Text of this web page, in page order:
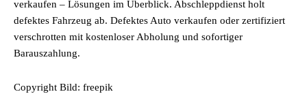
verkaufen – Lösungen im Überblick. Abschleppdienst holt
defektes Fahrzeug ab. Defektes Auto verkaufen oder zertifiziert
verschrotten mit kostenloser Abholung und sofortiger
Barauszahlung.
Copyright Bild: freepik